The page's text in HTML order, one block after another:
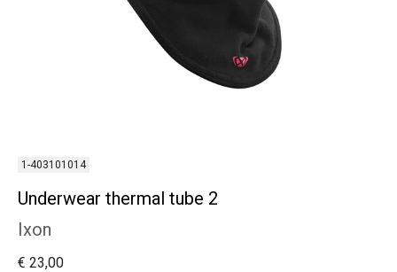
1-403101014
Underwear thermal tube 2
Ixon
€ 23,00